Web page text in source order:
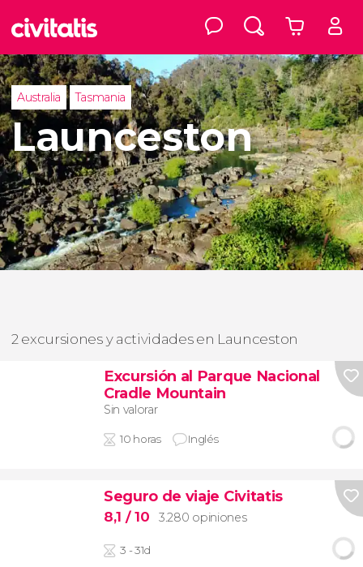
Australia Tasmania
Launceston
2 excursiones y actividades en Launceston
Excursión al Parque Nacional
Cradle Mountain
Sin valorar
10 horas Inglés
Seguro de viaje Civitatis
8,1 / 10 3.280 opiniones
3 - 31d